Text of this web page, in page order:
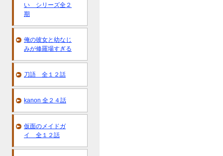
い シリーズ全２
期
俺の彼女と幼なじ
みが修羅場すぎる
刀語 全１２話
kanon 全２４話
仮面のメイドガ
イ 全１２話